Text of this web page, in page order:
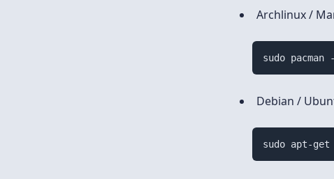
Archlinux /
sudo pacman
Debian /
sudo apt-